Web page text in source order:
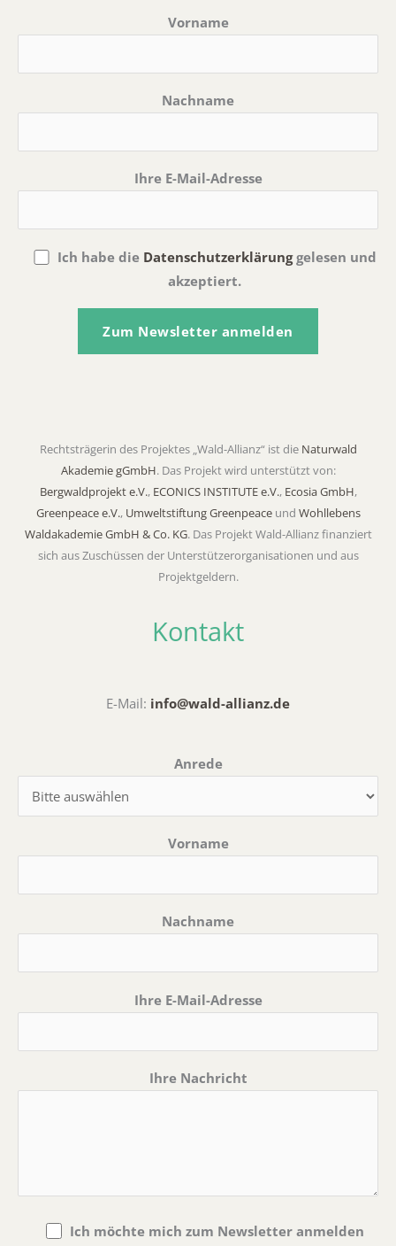
Vorname
Nachname
Ihre E-Mail-Adresse
Ich habe die Datenschutzerklärunggelesen und
akzeptiert.
e
r
n
a
t
i
e
:
Rechtsträgerin des Projektes „Wald-Allianz“ ist die Naturwald
Akademie gGmbH. Das Projekt wird unterstützt von:
Bergwaldprojekt e.V., ECONICS INSTITUTE e.V., Ecosia GmbH,
Greenpeace e.V., Umweltstiftung Greenpeaceund Wohllebens
Waldakademie GmbH & Co. KG. Das Projekt Wald-Allianz finanziert
sich aus Zuschüssen der Unterstützerorganisationen und aus
Projektgeldern.
Kontakt
E-Mail: info@wald-allianz.de
Anrede
Vorname
Nachname
Ihre E-Mail-Adresse
Ihre Nachricht
Ich möchte mich zum Newsletter anmelden